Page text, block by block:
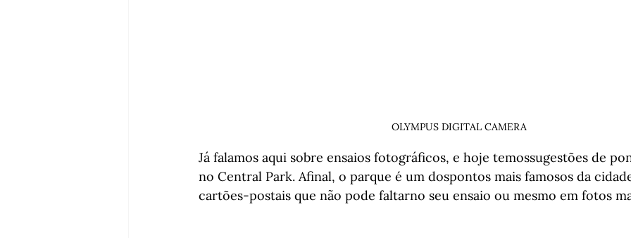
OLYMPUS DIGITAL CAMERA
Já falamos aqui sobre ensaios fotográficos, e hoje temossugestões de
no Central Park. Afinal, o parque é um dospontos mais famosos da
cartões-postais que não pode faltarno seu ensaio ou mesmo em fotos